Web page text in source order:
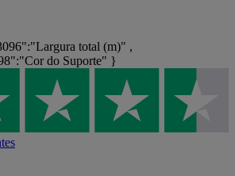
total (m)" ,
do Suporte" }